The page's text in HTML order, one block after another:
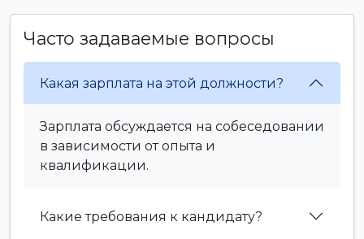
Часто задаваемые вопросы
Какая зарплата на этой должности?
Зарплата обсуждается на собеседовании
в зависимости от опыта и
квалификации.
Какие требования к кандидату?